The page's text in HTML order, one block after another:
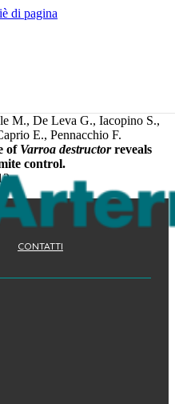
di pagina
M., De Leva G., Iacopino S.,
E., Pennacchio F.
of Varroa destructorreveals
control.
CONTATTI